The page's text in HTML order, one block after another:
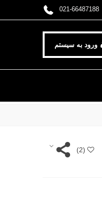
021-66487188
ورود به سیستم
(
2
)